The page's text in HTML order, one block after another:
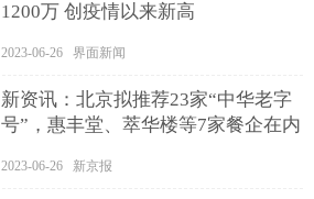
1200万 创疫情以来新高
2023-06-26 界面新闻
新资讯：北京拟推荐23家“中华老字
号”，惠丰堂、萃华楼等7家餐企在内
2023-06-26 新京报